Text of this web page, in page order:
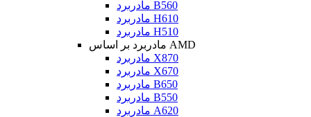
مادربرد B560
مادربرد H610
مادربرد H510
مادربرد بر اساس AMD
مادربرد X870
مادربرد X670
مادربرد B650
مادربرد B550
مادربرد A620